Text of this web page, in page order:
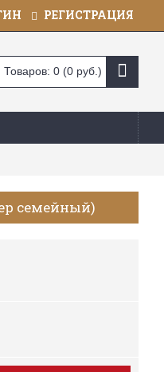
РЕГИСТРАЦИЯ
Товаров: 0 (0 руб.)
семейный)